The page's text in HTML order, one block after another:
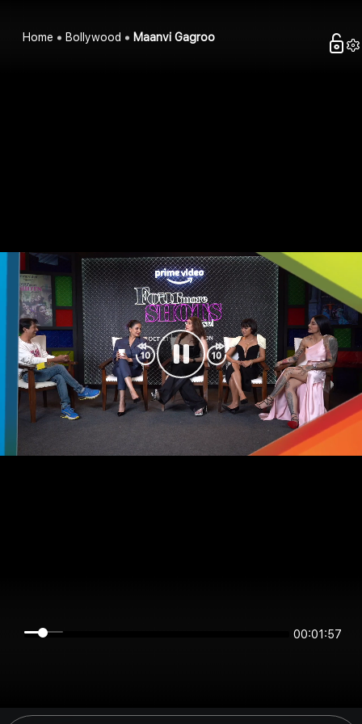
Home Bollywood Maanvi Gagroo
00:01:57